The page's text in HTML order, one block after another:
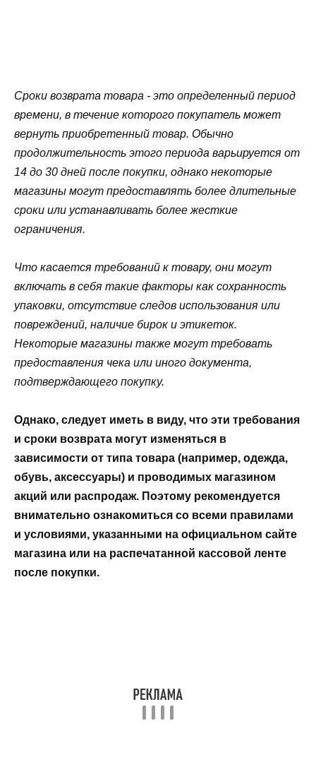
Сроки возврата товара - это определенный период
времени, в течение которого покупатель может
вернуть приобретенный товар. Обычно
продолжительность этого периода варьируется от
14 до 30 дней после покупки, однако некоторые
магазины могут предоставлять более длительные
сроки или устанавливать более жесткие
ограничения.
Что касается требований к товару, они могут
включать в себя такие факторы как сохранность
упаковки, отсутствие следов использования или
повреждений, наличие бирок и этикеток.
Некоторые магазины также могут требовать
предоставления чека или иного документа,
подтверждающего покупку.
Однако, следует иметь в виду, что эти требования
и сроки возврата могут изменяться в
зависимости от типа товара (например, одежда,
обувь, аксессуары) и проводимых магазином
акций или распродаж. Поэтому рекомендуется
внимательно ознакомиться со всеми правилами
и условиями, указанными на официальном сайте
магазина или на распечатанной кассовой ленте
после покупки.